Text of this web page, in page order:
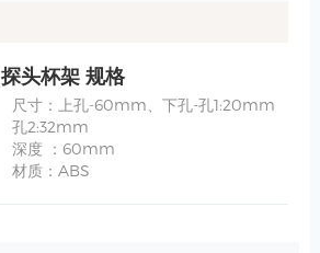
探头杯架 规格
尺寸：上孔-60mm、下孔-孔1:20mm
孔2:32mm
深度 ：60mm
材质：ABS